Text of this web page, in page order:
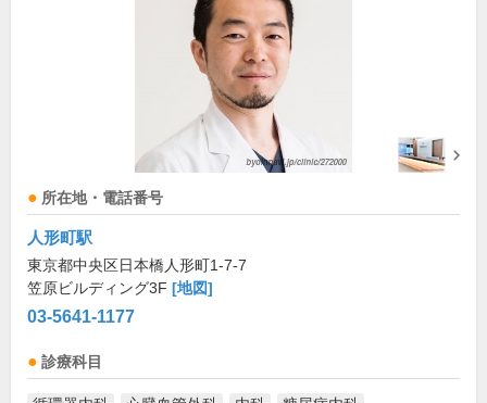
所在地・電話番号
人形町駅
東京都中央区日本橋人形町1-7-7
笠原ビルディング3F [地図]
03-5641-1177
診療科目